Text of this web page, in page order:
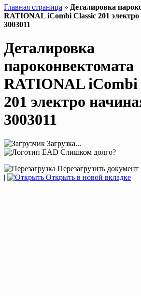
Главная страница » Деталировка
RATIONAL iCombi Classic 201 электро
3003011
Деталировка
пароконвектомата
RATIONAL iCombi
201 электро
3003011
Загрузка...
Слишком долго?
Перезагрузить документ
|
Открыть в новой вкладке